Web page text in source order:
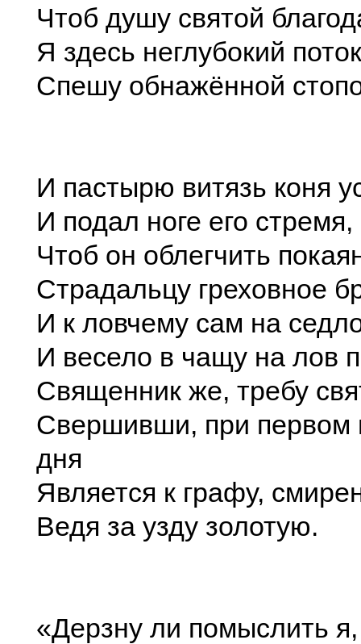
Чтоб душу святой
Я здесь неглубокий
Спешу обнажённой
И пастырю витязь коня
И подал ноге его стремя,
Чтоб он облегчить
Страдальцу греховное
И к ловчему сам на
И весело в чащу на лов
Священник же, требу
Свершивши, при первом
дня
Является к графу,
Ведя за узду золотую.
«Дерзну ли помыслить